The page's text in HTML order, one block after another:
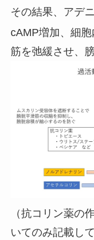
その結果、アデ
cAMP増加、細胞
筋を弛緩させ、
（抗コリン薬の
いてのみ記載し